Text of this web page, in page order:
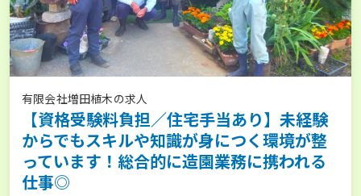
有限会社増田植木の求人
【資格受験料負担／住宅手当あり】未経験
からでもスキルや知識が身につく環境が整
っています！総合的に造園業務に携われる
仕事◎